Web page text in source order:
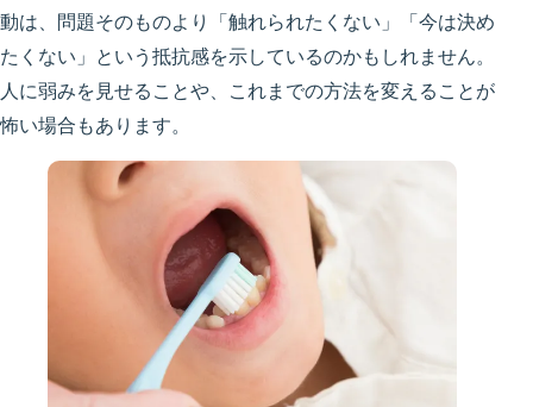
動は、問題そのものより「触れられたくない」「今は決め
たくない」という抵抗感を示しているのかもしれません。
人に弱みを見せることや、これまでの方法を変えることが
怖い場合もあります。